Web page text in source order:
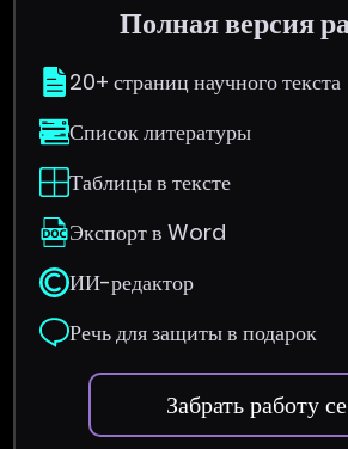
Полная версия
20+ страниц научного текста
Список литературы
Таблицы в тексте
Экспорт в Word
ИИ-редактор
Речь для защиты в подарок
Забрать работу